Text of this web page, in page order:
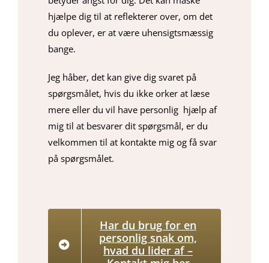
hjælpe dig til at reflekterer over, om det
du oplever, er at være uhensigtsmæssig
bange.
Jeg håber, det kan give dig svaret på
spørgsmålet, hvis du ikke orker at læse
mere eller du vil have personlig hjælp af
mig til at besvarer dit spørgsmål, er du
velkommen til at kontakte mig og få svar
på spørgsmålet.
Har du brug for en
personlig snak om,
hvad du lider af –